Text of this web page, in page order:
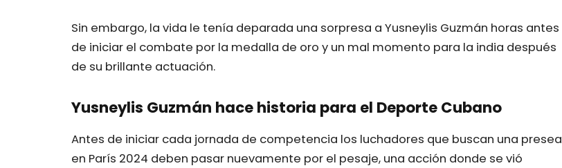
Sin embargo, la vida le tenía deparada una sorpresa a Yusneylis Guzmán horas antes
de iniciar el combate por la medalla de oro y un mal momento para la india después
de su brillante actuación.
Yusneylis Guzmán hace historia para el Deporte Cubano
Antes de iniciar cada jornada de competencia los luchadores que buscan una presea
en París 2024 deben pasar nuevamente por el pesaje, una acción donde se vió